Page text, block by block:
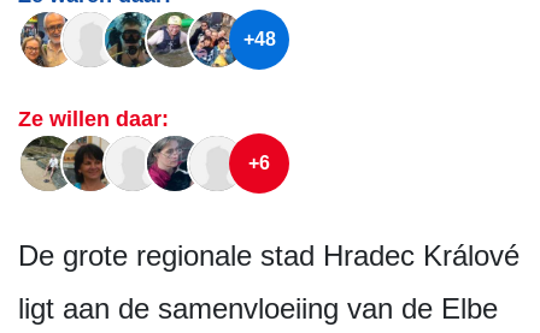
+48
Ze willen daar:
+6
De grote regionale stad Hradec Králové
ligt aan de samenvloeiing van de Elbe